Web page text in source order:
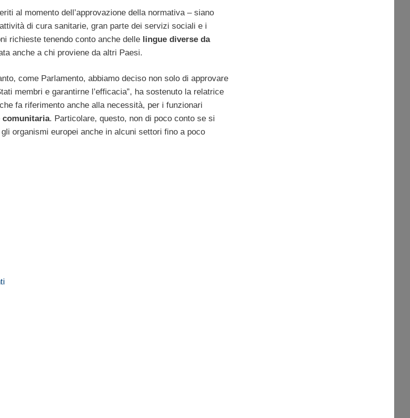
al momento dell’approvazione della normativa – siano
di cura sanitarie, gran parte dei servizi sociali e i
richieste tenendo conto anche delle lingue diverse da
anche a chi proviene da altri Paesi.
come Parlamento, abbiamo deciso non solo di approvare
membri e garantirne l’efficacia”, ha sostenuto la relatrice
fa riferimento anche alla necessità, per i funzionari
comunitaria. Particolare, questo, non di poco conto se si
organismi europei anche in alcuni settori fino a poco